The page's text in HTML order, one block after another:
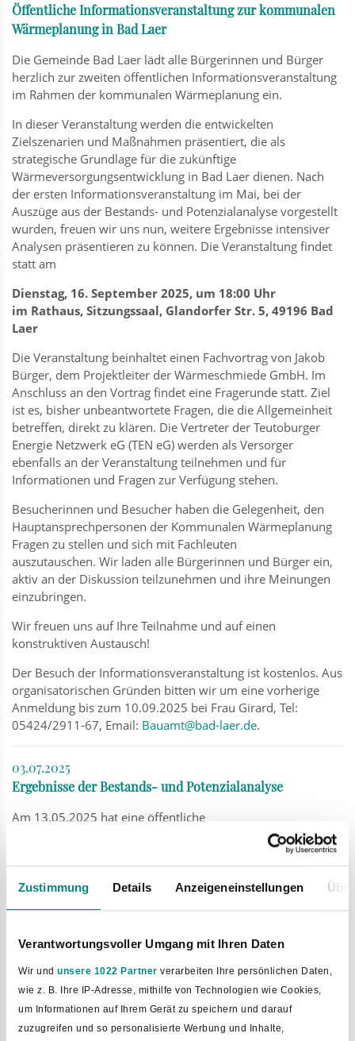
Zustimmung Details Anzeigeneinstellungen
Verantwortungsvoller Umgang mit Ihren Daten
Wir und unsere 1022 Partner verarbeiten Ihre persönlichen Daten,
wie z. B. Ihre IP-Adresse, mithilfe von Technologien wie Cookies,
um Informationen auf Ihrem Gerät zu speichern und darauf
zuzugreifen und so personalisierte Werbung und Inhalte,
Öffentliche Informationsveranstaltung zur kommunalen
Wärmeplanung in Bad Laer
Die Gemeinde Bad Laer lädt alle Bürgerinnen und Bürger
herzlich zur zweiten öffentlichen Informationsveranstaltung
im Rahmen der kommunalen Wärmeplanung ein.
In dieser Veranstaltung werden die entwickelten
Zielszenarien und Maßnahmen präsentiert, die als
strategische Grundlage für die zukünftige
Wärmeversorgungsentwicklung in Bad Laer dienen. Nach
der ersten Informationsveranstaltung im Mai, bei der
Auszüge aus der Bestands- und Potenzialanalyse vorgestellt
wurden, freuen wir uns nun, weitere Ergebnisse intensiver
Analysen präsentieren zu können. Die Veranstaltung findet
statt am
Dienstag, 16. September 2025, um 18:00 Uhr
im Rathaus, Sitzungssaal, Glandorfer Str. 5, 49196 Bad
Laer
Die Veranstaltung beinhaltet einen Fachvortrag von Jakob
Bürger, dem Projektleiter der Wärmeschmiede GmbH. Im
Anschluss an den Vortrag findet eine Fragerunde statt. Ziel
ist es, bisher unbeantwortete Fragen, die die Allgemeinheit
betreffen, direkt zu klären. Die Vertreter der Teutoburger
Energie Netzwerk eG (TEN eG) werden als Versorger
ebenfalls an der Veranstaltung teilnehmen und für
Informationen und Fragen zur Verfügung stehen.
Besucherinnen und Besucher haben die Gelegenheit, den
Hauptansprechpersonen der Kommunalen Wärmeplanung
Fragen zu stellen und sich mit Fachleuten
auszutauschen. Wir laden alle Bürgerinnen und Bürger ein,
aktiv an der Diskussion teilzunehmen und ihre Meinungen
einzubringen.
Wir freuen uns auf Ihre Teilnahme und auf einen
konstruktiven Austausch!
Der Besuch der Informationsveranstaltung ist kostenlos. Aus
organisatorischen Gründen bitten wir um eine vorherige
Anmeldung bis zum 10.09.2025 bei Frau Girard, Tel:
05424/2911-67, Email: Bauamt@bad-laer.de.
03.07.2025
Ergebnisse der Bestands- und Potenzialanalyse
Am 13.05.2025 hat eine öffentliche
Informationsveranstaltung zur Kommunalen Wärmeplanung
in der Gemeinde Bad Laer stattgefunden. In dem Zuge
wurden die Ergebnisse der Bestands- und Potenzialanalyse
vorgestellt.
Zur Ergebnispräsentation der Bestands- und
29.04.2025
Häufige Fragen zur kommunalen Wärmeplanung
Zum Handout "Häufige Fragen zur kommunalen